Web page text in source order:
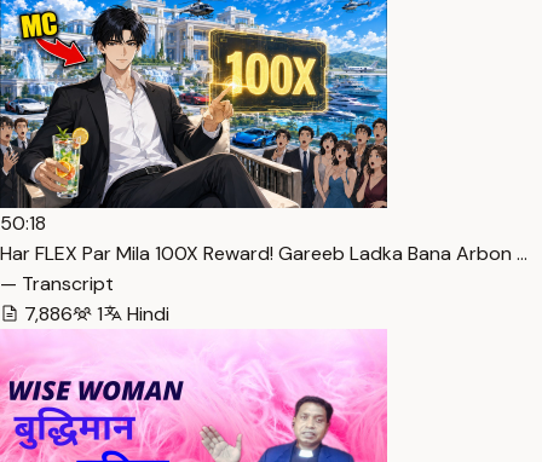
50:18
Har FLEX Par Mila 100X Reward! Gareeb Ladka Bana Arbon …
— Transcript
7,886
1 Hindi